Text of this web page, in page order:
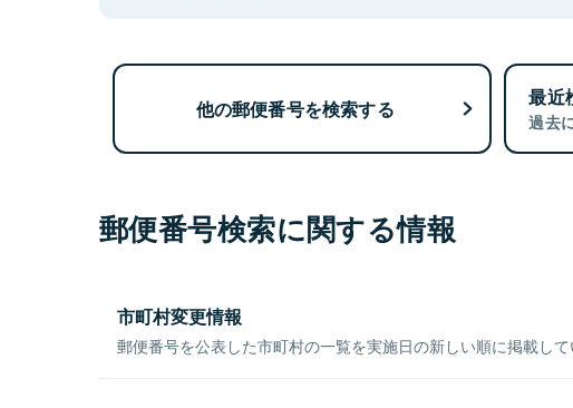
他の郵便番号を検索する 最近
過去
郵便番号検索に関する情報
市町村変更情報
郵便番号を公表した市町村の一覧を実施日の新しい順に掲載して